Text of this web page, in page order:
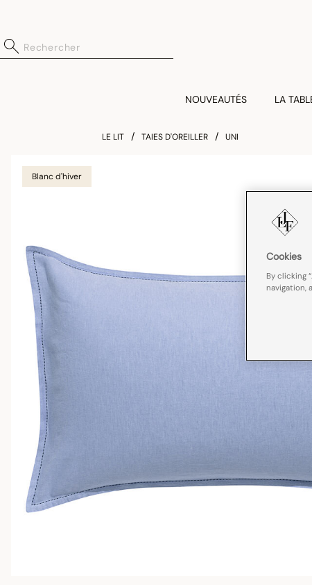
NOUVEAUTÉS LA
LE LIT TAIES D'OREILLER UNI
Blanc d'hiver
Cookies
By clicking
navigation,